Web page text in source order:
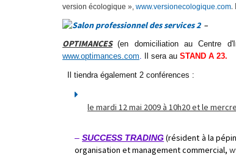
version écologique », www.versionecologique.com.
–
OPTIMANCES (en domiciliation au
www.optimances.com. sera au STAND A 23.
Il tiendra également 2 conférences :
le mardi 12 mai 2009 à 10h20 et le
–SUCCESS TRADING(résident à la
organisation et management commercial,